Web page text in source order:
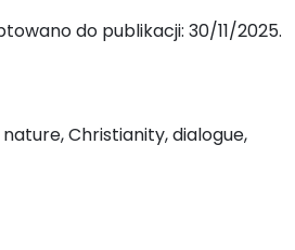
do publikacji: 30/11/2025.
Christianity, dialogue,